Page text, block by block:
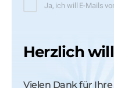
Ja, ich will E-Mails
Herzlich
Vielen Dank für